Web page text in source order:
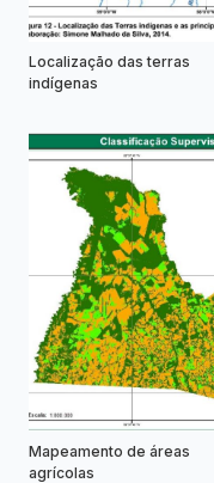
Localização das terras
indígenas
Mapeamento de áreas
agrícolas